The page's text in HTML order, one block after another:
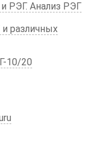
РЭГ. Анализ РЭГ
различных
10/20